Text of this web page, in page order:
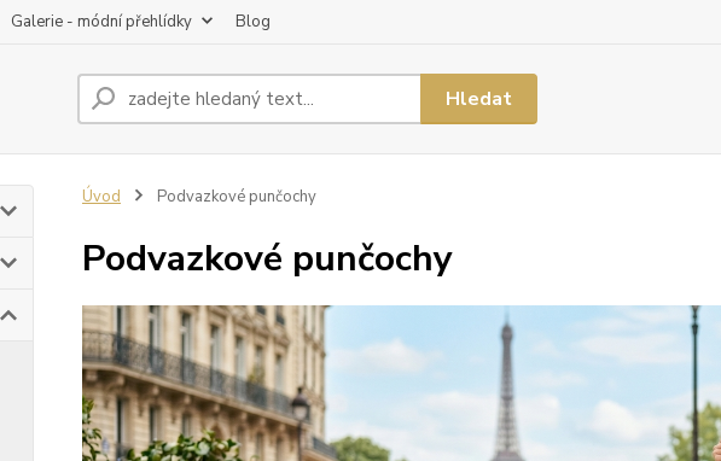
Galerie - módní přehlídky Blog
Hledat
Úvod Podvazkové punčochy
Podvazkové punčochy